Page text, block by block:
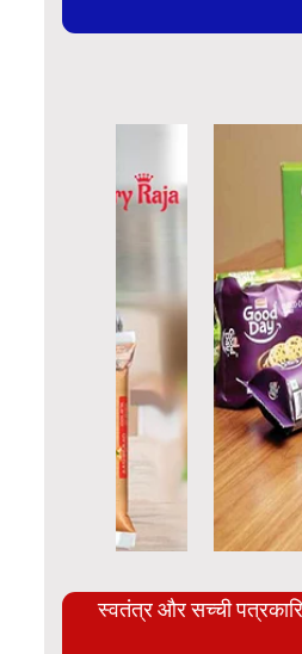
स्वतंत्र और सच्ची